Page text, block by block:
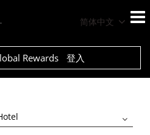
简体中文
Rewards 登入